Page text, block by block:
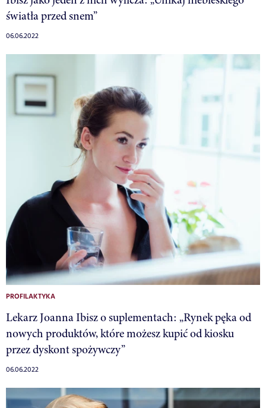
światła przed snem”
06.06.2022
PROFILAKTYKA
Lekarz Joanna Ibisz o suplementach: „Rynek pęka od
nowych produktów, które możesz kupić od kiosku
przez dyskont spożywczy”
06.06.2022